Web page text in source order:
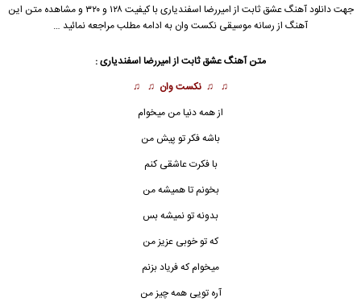
جهت دانلود آهنگ عشق ثابت از امیررضا اسفندیاری با کیفیت ۱۲۸ و ۳۲۰ و مشاهده متن این
آهنگ از رسانه موسیقی نکست وان به ادامه مطلب مراجعه نمائید …
متن آهنگعشق ثابتاز امیررضا اسفندیاری :
♫ ♫ نکست وان ♫ ♫
از همه دنیا من میخوام
باشه فکر تو پیش من
با فکرت عاشقی کنم
بخونم تا همیشه من
بدونه تو نمیشه بس
که تو خوبی عزیز من
میخوام که فریاد بزنم
آره تویی همه چیز من